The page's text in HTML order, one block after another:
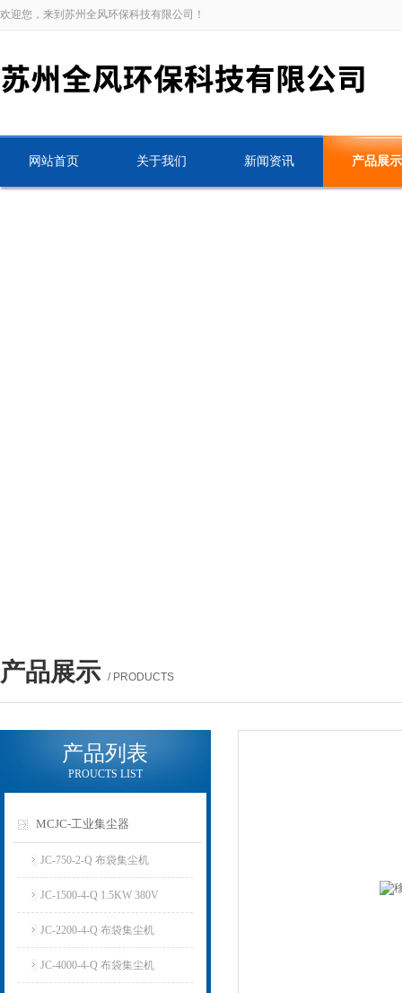
欢迎您，来到苏州全风环保科技有限公司！
网站首页 关于我们 新闻资讯 产品展示
产品展示 / PRODUCTS
产品列表
PROUCTS LIST
MCJC-工业集尘器
JC-750-2-Q 布袋集尘机
JC-1500-4-Q 1.5KW 380V
JC-2200-4-Q 布袋集尘机
JC-4000-4-Q 布袋集尘机